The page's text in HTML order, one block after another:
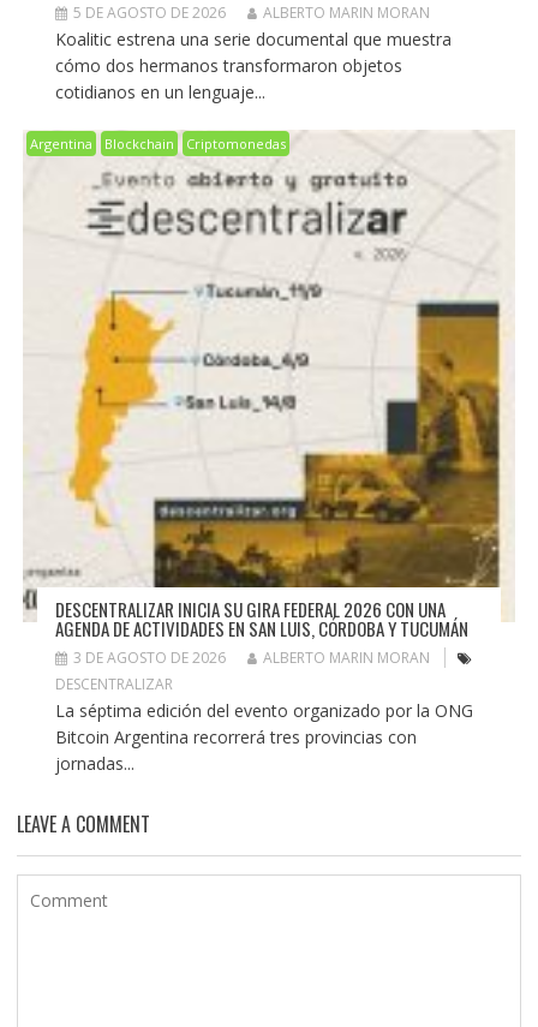
5 DE AGOSTO DE 2026 ALBERTO MARIN MORAN
Koalitic estrena una serie documental que muestra
cómo dos hermanos transformaron objetos
cotidianos en un lenguaje...
Argentina Blockchain Criptomonedas
DESCENTRALIZAR INICIA SU GIRA FEDERAL 2026 CON UNA
AGENDA DE ACTIVIDADES EN SAN LUIS, CÓRDOBA Y TUCUMÁN
3 DE AGOSTO DE 2026
ALBERTO MARIN MORAN
DESCENTRALIZAR
La séptima edición del evento organizado por la ONG
Bitcoin Argentina recorrerá tres provincias con
jornadas...
LEAVE A COMMENT